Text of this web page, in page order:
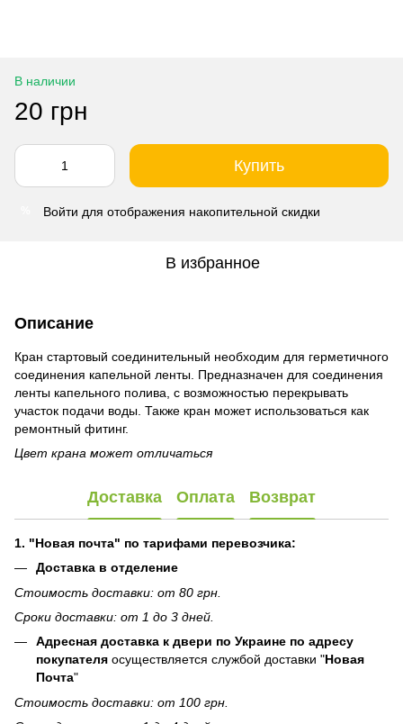
В наличии
20 грн
Купить
Войти для отображения накопительной скидки
В избранное
Описание
Кран стартовый соединительный необходим для герметичного
соединения капельной ленты. Предназначен для соединения
ленты капельного полива, с возможностью перекрывать
участок подачи воды. Также кран может использоваться как
ремонтный фитинг.
Цвет крана может отличаться
Доставка Оплата Возврат
1. "Новая почта" по тарифами перевозчика:
Доставка в отделение
Стоимость доставки: от 80 грн.
Сроки доставки: от 1 до 3 дней.
Адресная доставка к двери по Украине по адресу
покупателя осуществляется службой доставки "Новая
Почта"
Стоимость доставки: от 100 грн.